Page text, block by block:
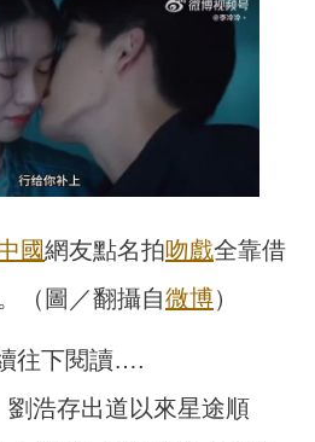
國網友點名拍吻戲全靠借
（圖／翻攝自微博）
往下閱讀….
劉浩存出道以來星途順